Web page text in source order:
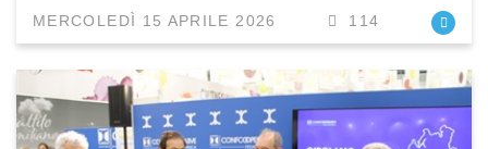
MERCOLEDÌ 15 APRILE 2026 114